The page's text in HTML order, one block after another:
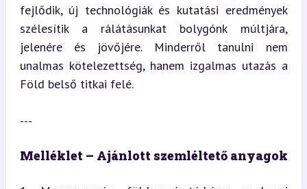
fejlődik, új technológiák és kutatási eredmények
szélesítik a rálátásunkat bolygónk múltjára,
jelenére és jövőjére. Minderről tanulni nem
unalmas kötelezettség, hanem izgalmas utazás a
Föld belső titkai felé.
---
Melléklet – Ajánlott szemléltető anyagok